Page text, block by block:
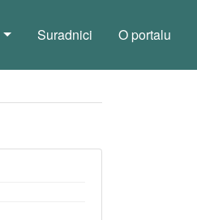
Suradnici O portalu